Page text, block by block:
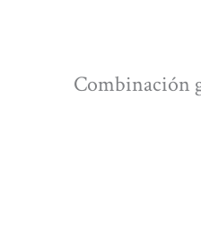
Combinación